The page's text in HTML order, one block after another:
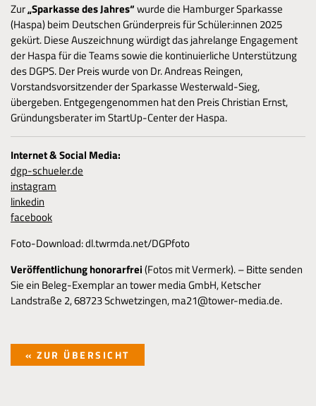
Zur„Sparkasse des Jahres“wurde die Hamburger Sparkasse
(Haspa) beim Deutschen Gründerpreis für Schüler:innen 2025
gekürt. Diese Auszeichnung würdigt das jahrelange Engagement
der Haspa für die Teams sowie die kontinuierliche Unterstützung
des DGPS. Der Preis wurde von Dr. Andreas Reingen,
Vorstandsvorsitzender der Sparkasse Westerwald-Sieg,
übergeben. Entgegengenommen hat den Preis Christian Ernst,
Gründungsberater im StartUp-Center der Haspa.
Internet & Social Media:
dgp-schueler.de
instagram
linkedin
facebook
Foto-Download: dl.twrmda.net/DGPfoto
Veröffentlichung honorarfrei(Fotos mit Vermerk). – Bitte senden
Sie ein Beleg-Exemplar an tower media GmbH, Ketscher
Landstraße 2, 68723 Schwetzingen, ma21@tower-media.de.
« ZUR ÜBERSICHT